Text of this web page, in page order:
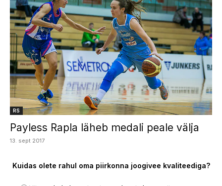
RS
Payless Rapla läheb medali peale välja
13. sept 2017
Kuidas olete rahul oma piirkonna joogivee kvaliteediga?